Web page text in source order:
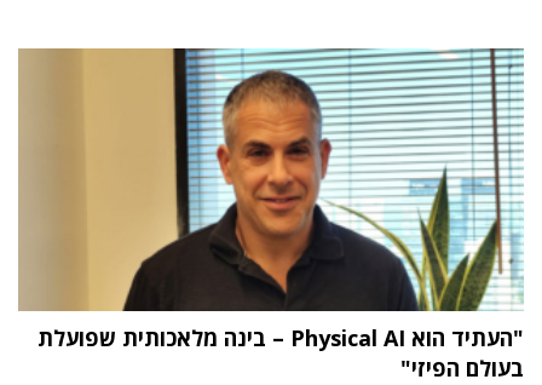
"העתיד הוא Physical AI – בינה מלאכותית שפועלת
בעולם הפיזי"